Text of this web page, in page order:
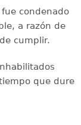
fue condenado
a razón de
cumplir.
que dure